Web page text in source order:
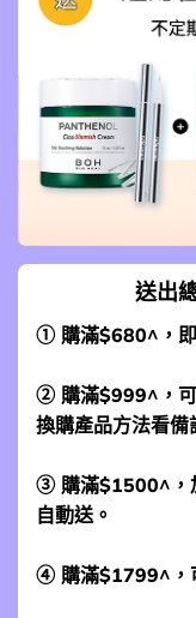
送出
① 購滿$680^，即
② 購滿$999^，
換購產品方法看備
③ 購滿$1500^，
自動送。
④ 購滿$1799^，